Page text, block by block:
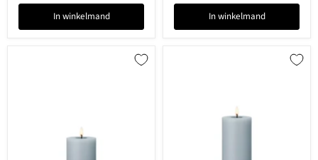
In winkelmand In winkelmand